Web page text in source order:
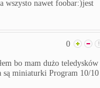
wszysto nawet foobar:)jest
0
bo mam dużo
są miniaturki Program 10/10